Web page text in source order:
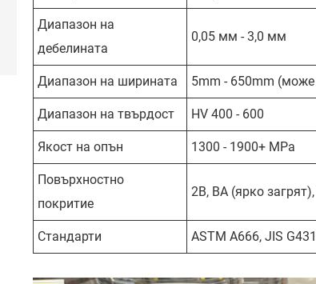
Диапазон на
дебелината
0,05 мм - 3,0 мм
Диапазон на ширината 5mm - 650mm
Диапазон на твърдост HV 400 - 600
Якост на опън 1300 - 1900+ MPa
Повърхностно
покритие
2B, BA (ярко
Стандарти ASTM A666, JIS